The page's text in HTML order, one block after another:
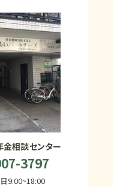
金相談センター
3797
9:00~18:00